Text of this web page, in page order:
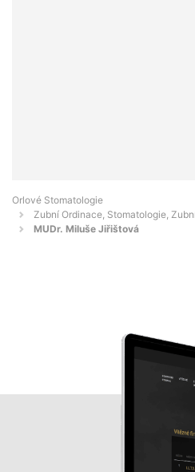
Orlové Stomatologie
Zubní Ordinace, Stomatologie,
MUDr. Miluše Jiřištová